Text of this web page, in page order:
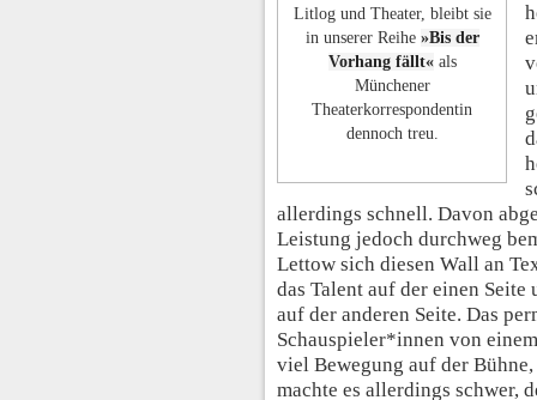
Litlog und Theater, bleibt sie
in unserer Reihe »Bis der
Vorhang fällt«als
Münchener
Theaterkorrespondentin
dennoch treu.
allerdings schnell. Davon
Leistung jedoch durchweg
Lettow sich diesen Wall an
das Talent auf der einen
auf der anderen Seite. Das
Schauspieler*innen von
viel Bewegung auf der
machte es allerdings schwer,